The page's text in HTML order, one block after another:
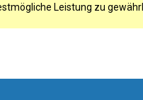
Leistung zu